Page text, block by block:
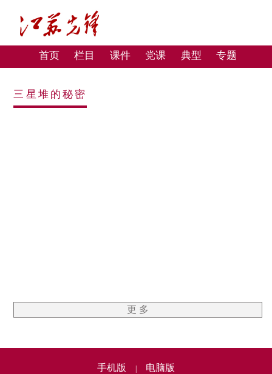
首页 栏目 课件 党课 典型 专题
三星堆的秘密
更 多
手机版 电脑版